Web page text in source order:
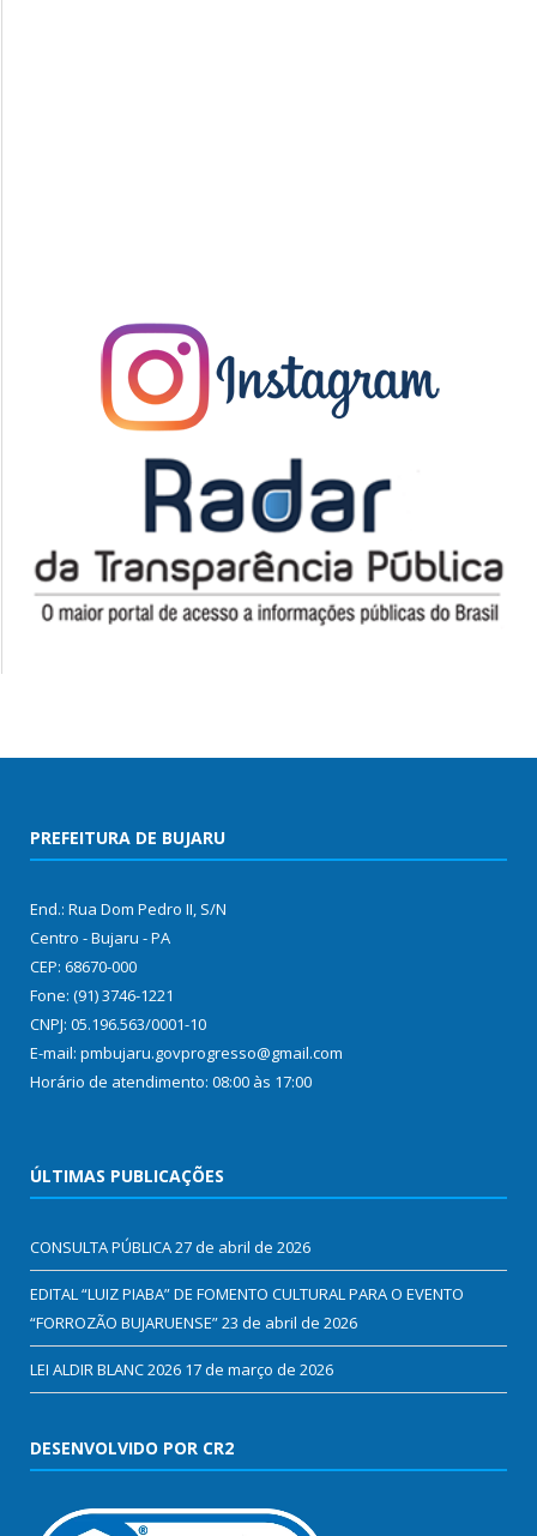
PREFEITURA DE BUJARU
End.: Rua Dom Pedro II, S/N
Centro - Bujaru - PA
CEP: 68670-000
Fone: (91) 3746-1221
CNPJ: 05.196.563/0001-10
E-mail: pmbujaru.govprogresso@gmail.com
Horário de atendimento: 08:00 às 17:00
ÚLTIMAS PUBLICAÇÕES
CONSULTA PÚBLICA27 de abril de 2026
EDITAL “LUIZ PIABA” DE FOMENTO CULTURAL PARA O EVENTO
“FORROZÃO BUJARUENSE”23 de abril de 2026
LEI ALDIR BLANC 2026 17 de março de 2026
DESENVOLVIDO POR CR2